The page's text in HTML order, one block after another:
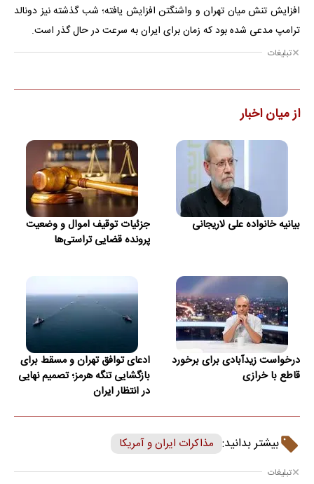
افزایش تنش میان تهران و واشنگتن افزایش یافته؛ شب گذشته نیز دونالد
ترامپ مدعی شده بود که زمان برای ایران به سرعت در حال گذر است.
تبلیغات
از میان اخبار
بیانیه خانواده علی لاریجانی
جزئیات توقیف اموال و وضعیت
پرونده قضایی تراستی‌ها
درخواست زیدآبادی برای برخورد
قاطع با خرازی
ادعای توافق تهران و مسقط برای
بازگشایی تنگه هرمز؛ تصمیم نهایی
در انتظار ایران
بیشتر بدانید: مذاکرات ایران و آمریکا
تبلیغات